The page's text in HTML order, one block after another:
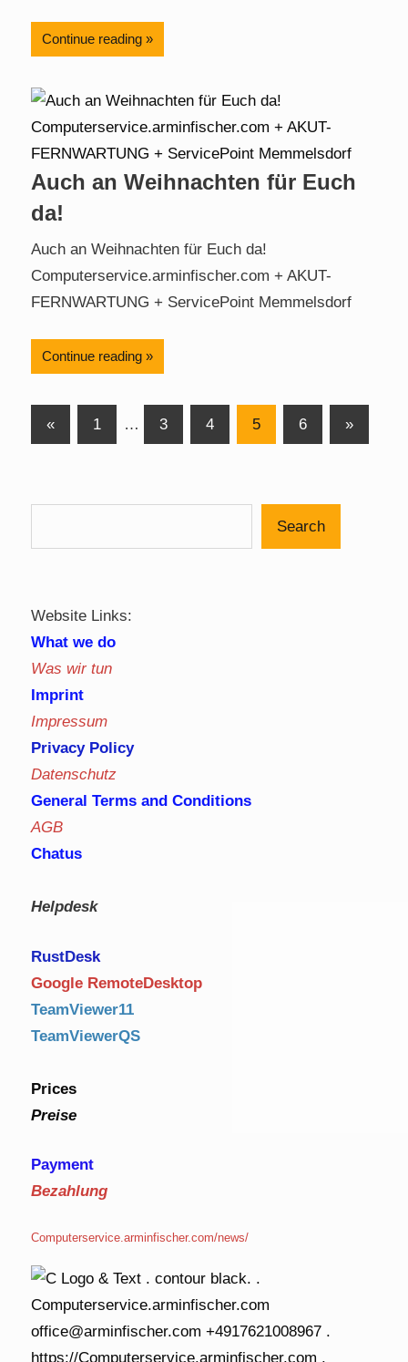
Continue reading
Auch an Weihnachten für Euch
da!
Auch an Weihnachten für Euch da!
Computerservice.arminfischer.com + AKUT-
FERNWARTUNG + ServicePoint Memmelsdorf
Continue reading
Posts
«Previous
Posts
1 … 3 4 5 6
Next
Posts
»
Search
Website Links:
What we do
Was wir tun
Imprint
Impressum
Privacy Policy
Datenschutz
General Terms and Conditions
AGB
Chatus
Helpdesk
RustDesk
Google RemoteDesktop
TeamViewer11
TeamViewerQS
Prices
Preise
Payment
Bezahlung
Computerservice.arminfischer.com/news/